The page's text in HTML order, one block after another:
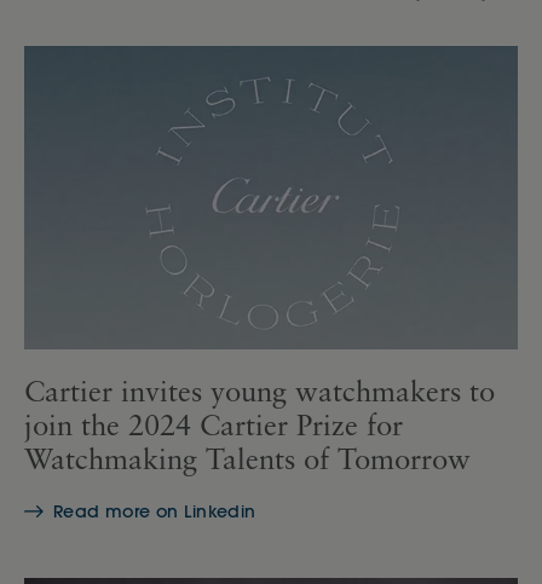
Cartier invites young watchmakers to
join the 2024 Cartier Prize for
Watchmaking Talents of Tomorrow
Read more on Linkedin